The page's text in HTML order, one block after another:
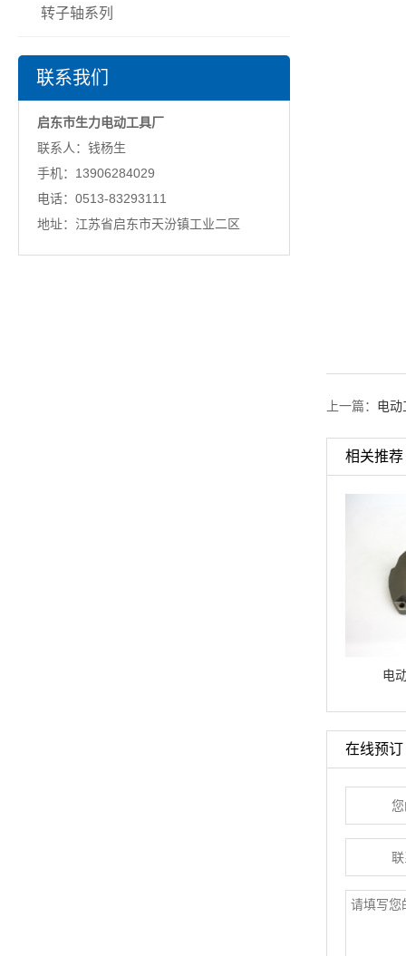
转子轴系列
联系我们
启东市生力电动工具厂
联系人：钱杨生
手机：13906284029
电话：0513-83293111
地址：江苏省启东市天汾镇工业二区
上一篇： 电动
相关推荐
电
在线预订